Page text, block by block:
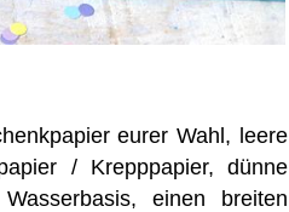
eurer Wahl, leere
/ Krepppapier, dünne
einen breiten